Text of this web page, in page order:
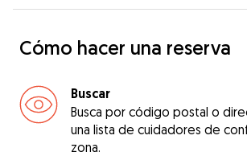
Cómo hacer una reserva
Buscar
Busca por código postal o
una lista de cuidadores de
zona.